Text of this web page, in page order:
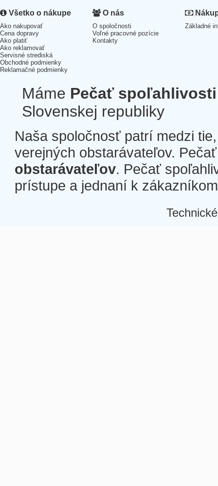
Všetko o nákupe
Ako nakupovať
Cena dopravy
Ako platiť
Ako reklamovať
Servisné strediská
Obchodné podmienky
Reklamačné podmienky
O nás
O spoločnosti
Voľné pracovné pozície
Kontakty
Základné
Máme Pečať spoľahlivosti
Slovenskej republiky
Naša spoločnosť patrí medzi
verejných obstarávateľov.
obstarávateľov. Pečať
prístupe a jednaní k